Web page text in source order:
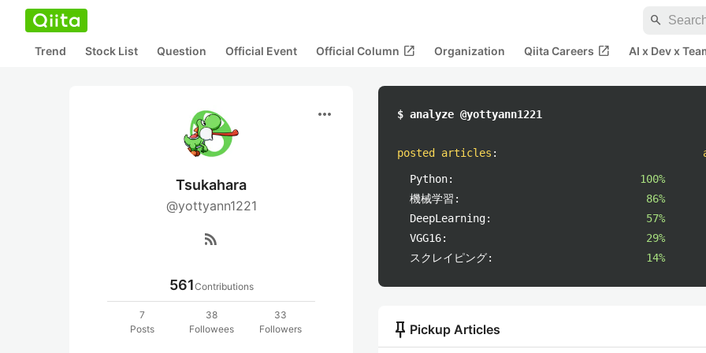
search
Trend Stock List Question Official Event Official Column open_in_new Organization Qiita Careers open_in_new AI x Dev x
more_horiz
Tsukahara
@yottyann1221
rss_feed
561Contributions
7
Posts
38
Followees
33
Followers
$ analyze @yottyann1221
posted articles :
Python:
100%
機械学習:
86%
DeepLearning:
57%
VGG16:
29%
スクレイピング:
14%
push_pin Pickup Articles